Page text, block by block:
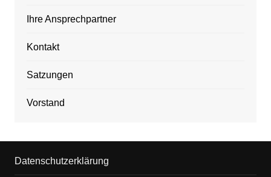
Ihre Ansprechpartner
Kontakt
Satzungen
Vorstand
Datenschutzerklärung